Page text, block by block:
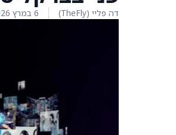
דה פליי (TheFly) 6 במרץ 2026